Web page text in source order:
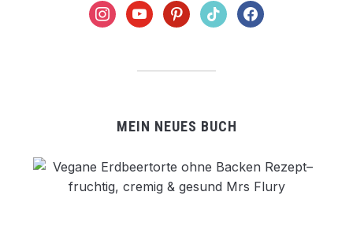
instagramyoutubepinteresttiktok facebook
MEIN NEUES BUCH